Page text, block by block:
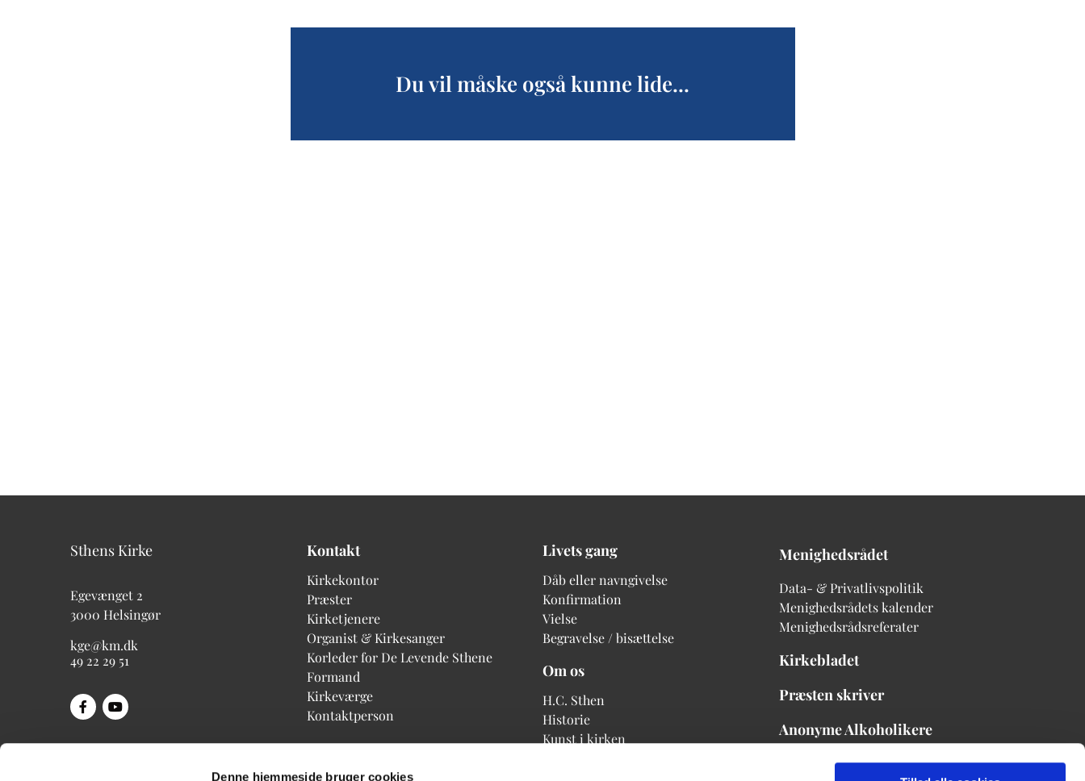
Denne hjemmeside bruger cookies
Du vil måske også kunne lide...
Sthens Kirke
Egevænget 2
3000 Helsingør
kge@km.dk
49 22 29 51
Kontakt
Kirkekontor
Præster
Kirketjenere
Organist & Kirkesanger
Korleder for De Levende Sthene
Formand
Kirkeværge
Kontaktperson
Livets gang
Dåb eller navngivelse
Konfirmation
Vielse
Begravelse / bisættelse
Om os
H.C. Sthen
Historie
Kunst i kirken
Menighedsrådet
Data- & Privatlivspolitik
Menighedsrådets kalender
Menighedsrådsreferater
Kirkebladet
Præsten skriver
Anonyme Alkoholikere
Menighedsrådets mødekalender